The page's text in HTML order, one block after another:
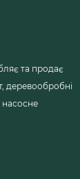
та продає
деревообробні
насосне